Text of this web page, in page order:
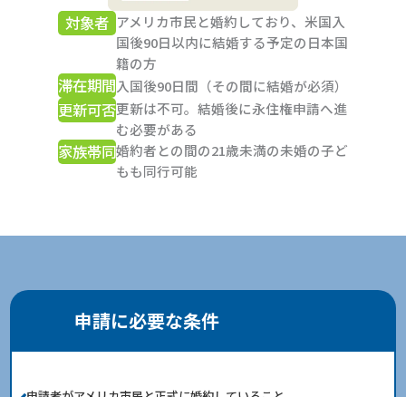
対象者 アメリカ市民と婚約しており、米国入
国後90日以内に結婚する予定の日本国
籍の方
滞在期間入国後90日間（その間に結婚が必須）
更新可否更新は不可。結婚後に永住権申請へ進
む必要がある
家族帯同婚約者との間の21歳未満の未婚の子ど
もも同行可能
申請に必要な条件